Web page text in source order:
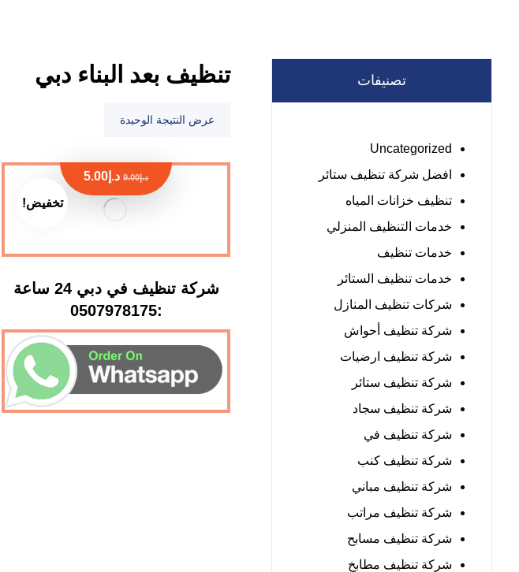
تنظيف بعد البناء دبي
عرض النتيجة الوحيدة
تخفيض!
شركة تنظيف في دبي 24 ساعة
:0507978175
د.إ9.00 د.إ 5.00
تصنيفات
Uncategorized
افضل شركة تنظيف ستائر
تنظيف خزانات المياه
خدمات التنظيف المنزلي
خدمات تنظيف
خدمات تنظيف الستائر
شركات تنظيف المنازل
شركة تنظيف أحواش
شركة تنظيف ارضيات
شركة تنظيف ستائر
شركة تنظيف سجاد
شركة تنظيف في
شركة تنظيف كنب
شركة تنظيف مباني
شركة تنظيف مراتب
شركة تنظيف مسابح
شركة تنظيف مطابخ